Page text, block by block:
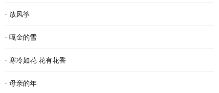
回忆，那么细碎，那么悠长；故乡，那么遥远，那么忧伤。没有故
乡，自己属于谁？没有路标，哪里是归宿？时代头也不回地疾行，故
乡最朴素最亲切的气息，一幕幕的景象在眼前滑过...
· 放风筝
阳春三月是放风筝的好季节，歌里也唱——又是一年三月三，风筝飞
满天。其实若按夏历三月，气温已经上来了，太阳也有些晒，所以过
了二月二龙抬头，就是外出踏青、纸鸢纷飞的好...
· 嘎金的雪
清晨，飘落了一夜的雪花随着呦呦鹿鸣停止了飞舞。雪花漂白了整个
世界，嘎金雪地里凌乱的足迹爆露了夜的秘密，只可惜没有目睹盛大
· 寒冷如花 花有花香
只要一进院子，西厢房边上的那棵柿子树就会唤醒画画的梦想，太美
· 母亲的年